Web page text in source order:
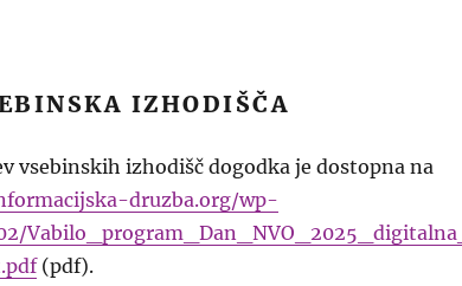
IZHODIŠČA
vsebinskih izhodišč dogodka je dostopna na
druzba.org/wp-
Vabilo_program_Dan_NVO_2025_digitalna_
(pdf).